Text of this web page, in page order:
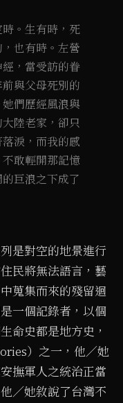
。生有時，死
也有時。左營
，當受訪的眷
與父母死別的
們歷經風浪與
陸老家，卻只
淚，而我的感
敢輕開那記憶
巨浪之下成了
是對空的地景進行
民將無法語言，藝
蒐集而來的殘留迴
一個記錄者，以個
命史都是地方史，
）之一，他／她
撫軍人之統治正當
／她敘說了台灣不